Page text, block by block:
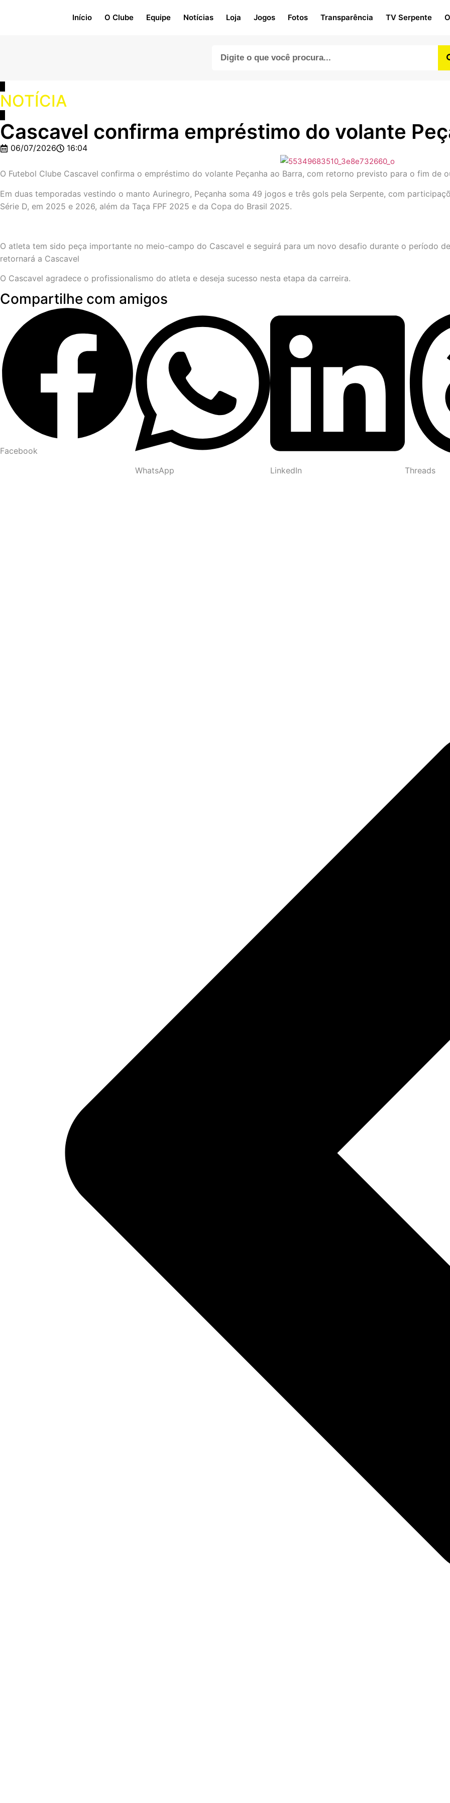
Início O Clube Equipe Notícias Loja Jogos Fotos Transparência TV Serpente
NOTÍCIA
Cascavel confirma empréstimo do volante
06/07/2026 16:04
O Futebol Clube Cascavel confirma o empréstimo do volante Peçanha ao Barra, com retorno previsto para o fim de
Em duas temporadas vestindo o manto Aurinegro, Peçanha soma 49 jogos e três gols pela Serpente, com
Série D, em 2025 e 2026, além da Taça FPF 2025 e da Copa do Brasil 2025.
O atleta tem sido peça importante no meio-campo do Cascavel e seguirá para um novo desafio durante o período
retornará a Cascavel
O Cascavel agradece o profissionalismo do atleta e deseja sucesso nesta etapa da carreira.
Compartilhe com amigos
Facebook
WhatsApp
LinkedIn Threads